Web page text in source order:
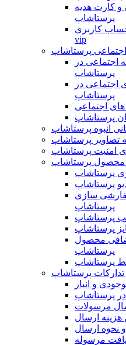
کارت هدیه
پرستاشاپ
کاربری
vip
پرستاشاپ
اجتماعی در
پرستاشاپ
اجتماعی در
پرستاشاپ
اجتماعی
پرستاشاپ
انبوه پرستاشاپ
تصاویر پرستاشاپ
امنیت پرستاشاپ
پرستاشاپ
پرستاشاپ
پرستاشاپ
سازی
پرستاشاپ
پرستاشاپ
پرستاشاپ
محصول
پرستاشاپ
پرستاشاپ
پرستاشاپ
و انبار
پرستاشاپ
مرسولات
هزینه ارسال
نحوه ارسال
مرسوله